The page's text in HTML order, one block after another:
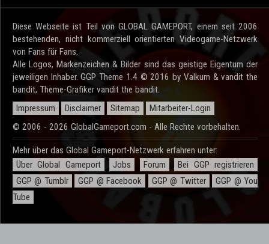
Diese Webseite ist Teil von GLOBAL GAMEPORT, einem seit 2006
bestehenden, nicht kommerziell orientierten Videogame-Netzwerk
von Fans für Fans.
Alle Logos, Markenzeichen & Bilder sind das geistige Eigentum der
jeweiligen Inhaber. GGP Theme 1.4 © 2016 by Valkum & vandit the
bandit, Theme-Grafiker vandit the bandit.
Impressum
Disclaimer Sitemap
Mitarbeiter-Login
© 2006 - 2026 GlobalGameport.com - Alle Rechte vorbehalten.
Mehr über das Global Gameport-Netzwerk erfahren unter:
Über Global Gameport
Jobs Forum
Bei GGP registrieren
GGP @ Tumblr
GGP @ Facebook GGP @ Twitter
GGP @ You
Tube